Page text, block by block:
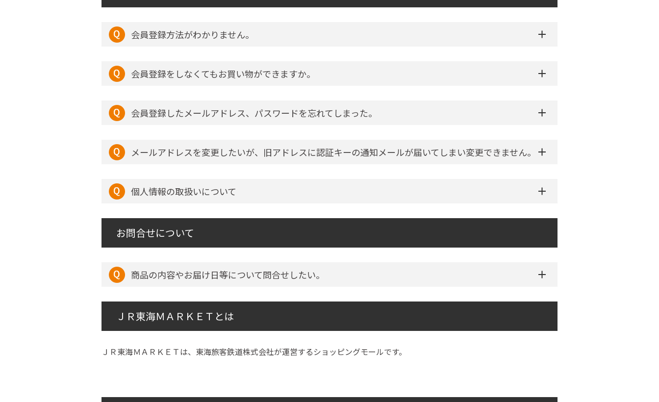
会員登録方法がわかりません。
会員登録をしなくてもお買い物ができますか。
会員登録したメールアドレス、パスワードを忘れてしまった。
メールアドレスを変更したいが、旧アドレスに認証キーの通知メールが届いてしまい変更できません。
個人情報の取扱いについて
お問合せについて
商品の内容やお届け日等について問合せしたい。
ＪＲ東海ＭＡＲＫＥＴとは
ＪＲ東海ＭＡＲＫＥＴは、東海旅客鉄道株式会社が運営するショッピングモールです。